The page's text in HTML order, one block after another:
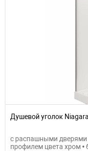
Душевой уголок
с распашными дверями
профилем цвета хром •